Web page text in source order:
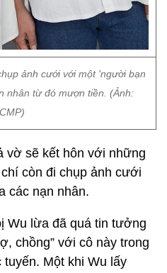
ảnh cưới với một 'người bạn
nhân từ đó mượn tiền. (Ảnh:
vờ sẽ kết hôn với những
còn đi chụp ảnh cưới
các nạn nhân.
Wu lừa đã quá tin tưởng
chồng” với cô này trong
Một khi Wu lấy